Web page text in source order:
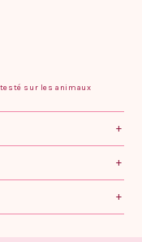
testé sur les animaux